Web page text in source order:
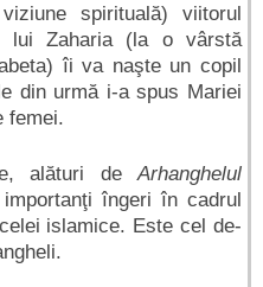
spirituală) viitorul
lui Zaharia (la o vârstă
îi va naşte un copil
din urmă i-a spus Mariei
femei.
alături deArhanghelul
îngeri în cadrul
islamice. Este cel de-